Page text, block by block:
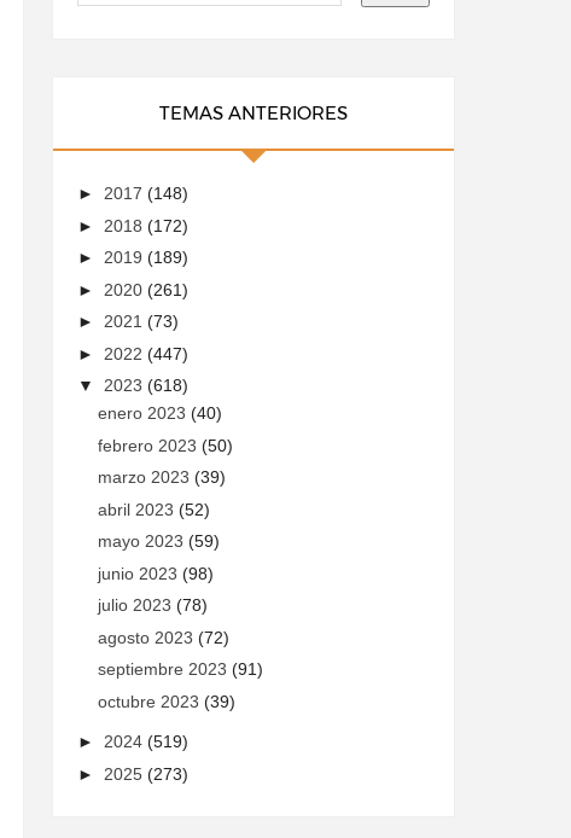
TEMAS ANTERIORES
► 2017 (148)
► 2018 (172)
► 2019 (189)
► 2020 (261)
► 2021 (73)
► 2022 (447)
▼ 2023 (618)
enero 2023 (40)
febrero 2023 (50)
marzo 2023 (39)
abril 2023 (52)
mayo 2023 (59)
junio 2023 (98)
julio 2023 (78)
agosto 2023 (72)
septiembre 2023 (91)
octubre 2023 (39)
► 2024 (519)
► 2025 (273)